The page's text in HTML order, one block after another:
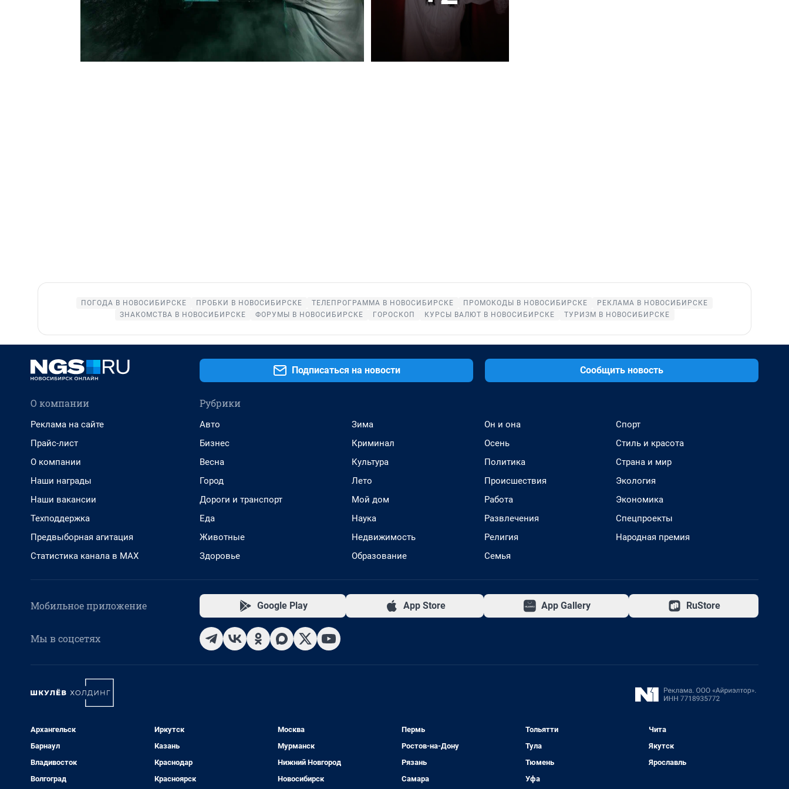
ПОГОДА В НОВОСИБИРСКЕ ПРОБКИ В НОВОСИБИРСКЕ ТЕЛЕПРОГРАММА В НОВОСИБИРСКЕ ПРОМОКОДЫ В НОВОСИБИРСКЕ
РЕКЛАМА В НОВОСИБИРСКЕ
ЗНАКОМСТВА В НОВОСИБИРСКЕ
ФОРУМЫ В НОВОСИБИРСКЕ ГОРОСКОП КУРСЫ ВАЛЮТ В НОВОСИБИРСКЕ ТУРИЗМ В НОВОСИБИРСКЕ
Подписаться на новости Сообщить новость
О компании
Реклама на сайте
Прайс-лист
О компании
Наши награды
Наши вакансии
Техподдержка
Предвыборная агитация
Статистика канала в MAX
Рубрики
Авто
Бизнес
Весна
Город
Дороги и транспорт
Еда
Животные
Здоровье
Зима
Криминал
Культура
Лето
Мой дом
Наука
Недвижимость
Образование
Он и она
Осень
Политика
Происшествия
Работа
Развлечения
Религия
Семья
Спорт
Стиль и красота
Страна и мир
Экология
Экономика
Спецпроекты
Народная премия
Мобильное приложение Google Play App Store App Gallery RuStore
Мы в соцсетях
Архангельск
Барнаул
Владивосток
Волгоград
Иркутск
Казань
Краснодар
Красноярск
Москва
Мурманск
Нижний Новгород
Новосибирск
Пермь
Ростов-на-Дону
Рязань
Самара
Тольятти
Тула
Тюмень
Уфа
Чита
Якутск
Ярославль